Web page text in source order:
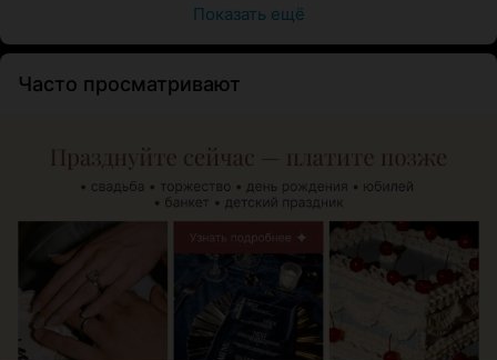
В нашем сервисном центре для наших клиентов
оборудована удобная зона ожидания, бесплатный Wi-Fi
Показать ещё
Часто просматривают